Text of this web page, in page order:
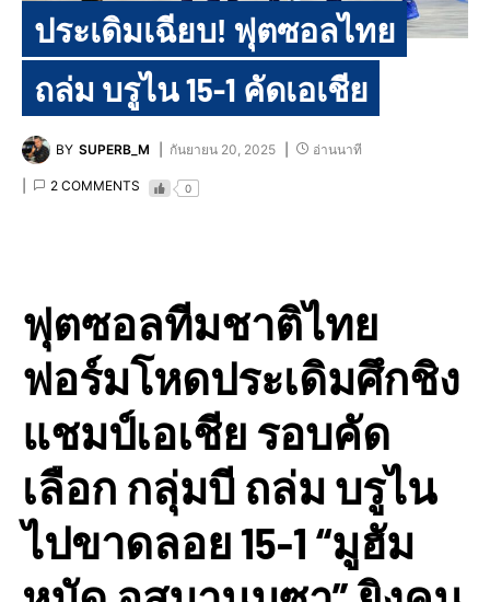
ประเดิมเฉียบ! ฟุตซอลไทย
ถล่ม บรูไน 15-1 คัดเอเชีย
BY SUPERB_M กันยายน 20, 2025 อ่านนาที
2 COMMENTS 0
ฟุตซอลทีมชาติไทย
ฟอร์มโหดประเดิมศึกชิง
แชมป์เอเชีย รอบคัด
เลือก กลุ่มบี ถล่ม บรูไน
ไปขาดลอย 15-1 “มูฮัม